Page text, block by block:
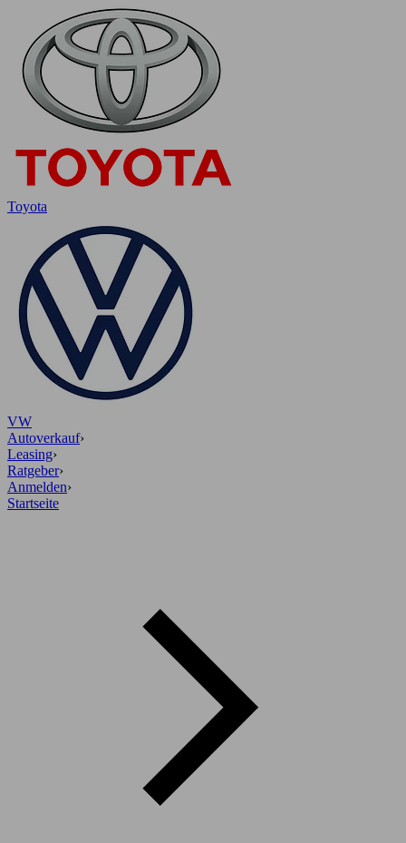
Toyota
VW
Autoverkauf›
Leasing›
Ratgeber›
Anmelden›
Startseite